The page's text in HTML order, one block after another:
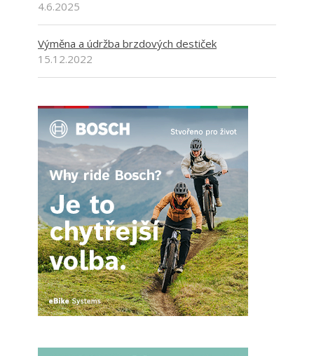
4.6.2025
Výměna a údržba brzdových destiček
15.12.2022